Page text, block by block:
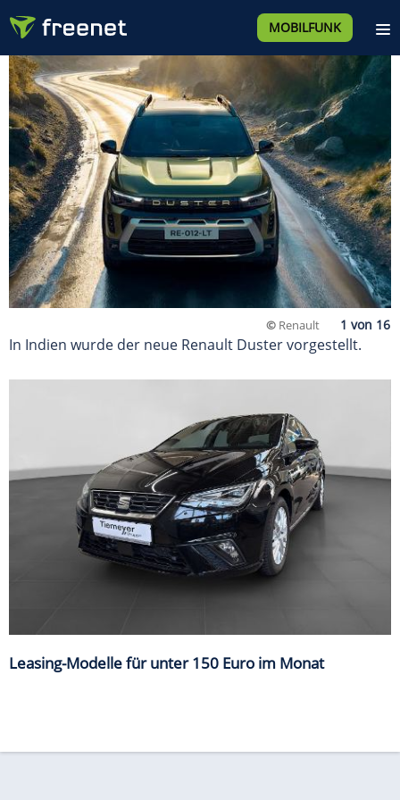
MOBILFUNK
© Renault
In Indien wurde der neue Renault Duster vorgestellt.
Leasing-Modelle für unter 150 Euro im Monat